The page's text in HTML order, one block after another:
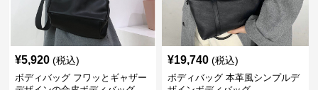
¥5,920 (税込)
ボディバッグ フワッとギャザー
¥19,740 (税込)
ボディバッグ 本革風シンプルデ